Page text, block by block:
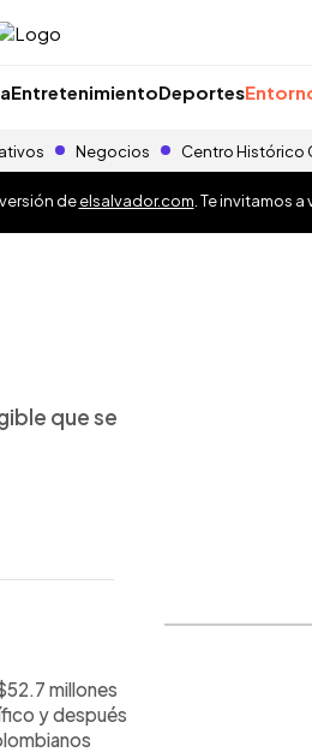
EntretenimientoDeportes
Negocios Centro Histórico
deelsalvador.com . Te invitamos
que se
millones
y después